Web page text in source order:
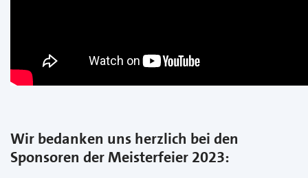
Wir bedanken uns herzlich bei den
Sponsoren der Meisterfeier 2023: